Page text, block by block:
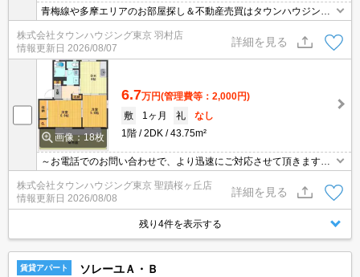
青梅線や多摩エリアのお部屋探し＆不動産売買はタウンハウジング
羽村店にお任せを！ご来店時無料駐車場ご用意あります！
株式会社タウンハウジング東京 羽村店
情報更新日 2026/08/07
詳細を見る
画像：18枚
6.7万円(管理費等：2,000円)
敷
1ヶ月 礼
なし
1階
2DK 43.75m²
～お電話でのお問い合わせで、より迅速にご対応させて頂きます～
地域密着タウンハウジングまで～
株式会社タウンハウジング東京 聖蹟桜ヶ丘店
情報更新日 2026/08/08
詳細を見る
残り4件を表示する
賃貸アパート ソレーユＡ・Ｂ